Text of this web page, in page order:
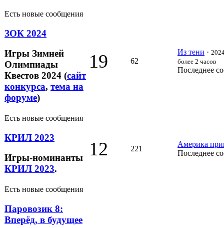
Есть новые сообщения
ЗОК 2024
Игры Зимней
Олимпиады
Квестов 2024 (сайт
конкурса, тема на
форуме)
19 62
Из тени ·
более 2 часов
Последнее
Есть новые сообщения
КРИЛ 2023
Игры-номинанты
КРИЛ 2023.
12 221
Америка
Последнее
Есть новые сообщения
Паровозик 8:
Вперёд, в будущее